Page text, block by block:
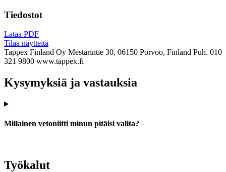
Tiedostot
Lataa PDF
Tilaa näytteitä
Tappex Finland Oy Mestarintie 30, 06150 Porvoo, Finland Puh. 010
321 9800 www.tappex.fi
Kysymyksiä ja vastauksia
Millainen vetoniitti minun pitäisi valita?
Työkalut